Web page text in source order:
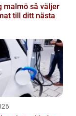
så väljer
till ditt nästa